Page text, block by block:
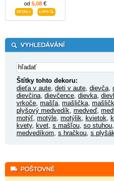
od 5,08 €
Štítky tohto dekoru:
dieťa v aute, deti v aute, dievča,
dievčina, dievčence, dievka,
vrkoče, mašľa, mašlička,
plyšový medvedík, medveď,
motýľ, motýle, motýlik, kvietok,
kvety, kvet, s mašľou, so stuhou,
medvedíkom, s hračkou, s